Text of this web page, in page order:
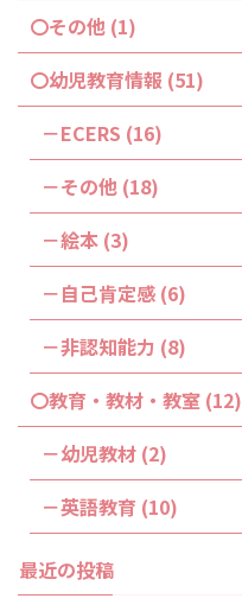
〇その他 (1)
〇幼児教育情報 (51)
－ECERS (16)
－その他 (18)
－絵本 (3)
－自己肯定感 (6)
－非認知能力 (8)
〇教育・教材・教室 (12)
－幼児教材 (2)
－英語教育 (10)
最近の投稿